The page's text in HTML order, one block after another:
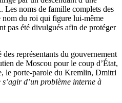
noms de famille complets des
nom du roi qui figure lui-même
pas été divulgués afin de protéger
représentants du gouvernement
de Moscou pour le coup d’État,
le porte-parole du Kremlin, Dmitri
s’agir d’un problème interne à